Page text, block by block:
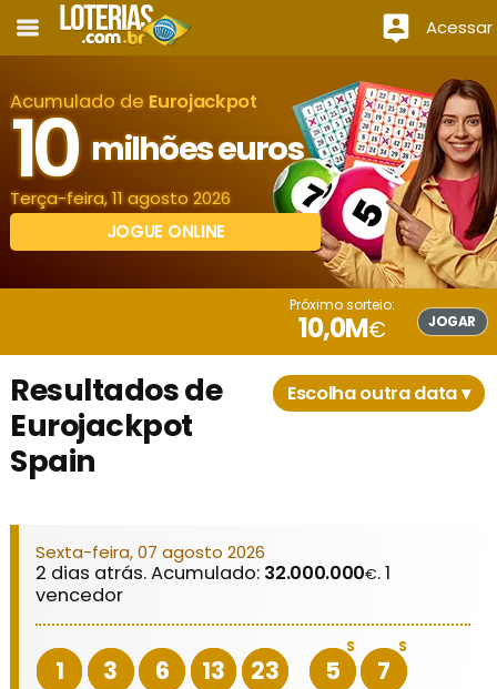
Acessar
Acumulado de Eurojackpot
10 milhões euros
Terça-feira, 11 agosto 2026
JOGUE ONLINE
Próximo sorteio:
10,0M€ JOGAR
Resultados de
Eurojackpot
Spain
Escolha outra data ▾
Sexta-feira, 07 agosto 2026
2 dias atrás. Acumulado: 32.000.000€. 1
vencedor
1 3 6 13 23
S
5
S
7